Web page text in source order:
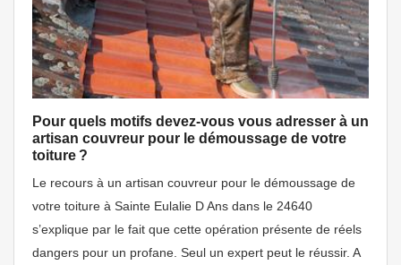
Pour quels motifs devez-vous vous adresser à un
artisan couvreur pour le démoussage de votre
toiture ?
Le recours à un artisan couvreur pour le démoussage de
votre toiture à Sainte Eulalie D Ans dans le 24640
s’explique par le fait que cette opération présente de réels
dangers pour un profane. Seul un expert peut le réussir. A